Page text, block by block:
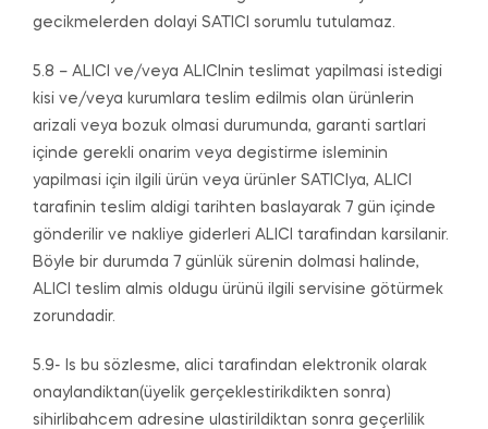
gecikmelerden dolayi SATICI sorumlu tutulamaz.
5.8 – ALICI ve/veya ALICInin teslimat yapilmasi istedigi
kisi ve/veya kurumlara teslim edilmis olan ürünlerin
arizali veya bozuk olmasi durumunda, garanti sartlari
içinde gerekli onarim veya degistirme isleminin
yapilmasi için ilgili ürün veya ürünler SATICIya, ALICI
tarafinin teslim aldigi tarihten baslayarak 7 gün içinde
gönderilir ve nakliye giderleri ALICI tarafindan karsilanir.
Böyle bir durumda 7 günlük sürenin dolmasi halinde,
ALICI teslim almis oldugu ürünü ilgili servisine götürmek
zorundadir.
5.9- Is bu sözlesme, alici tarafindan elektronik olarak
onaylandiktan(üyelik gerçeklestirikdikten sonra)
sihirlibahcem adresine ulastirildiktan sonra geçerlilik